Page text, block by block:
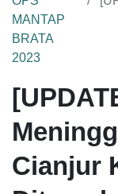
MANTAP
BRATA
2023
Cianjur